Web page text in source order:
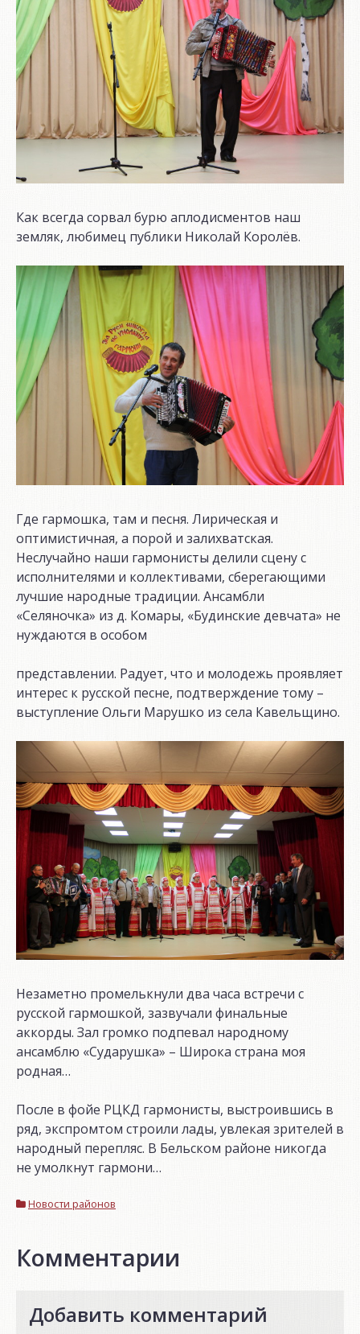
Как всегда сорвал бурю аплодисментов наш
земляк, любимец публики Николай Королёв.
Где гармошка, там и песня. Лирическая и
оптимистичная, а порой и залихватская.
Неслучайно наши гармонисты делили сцену с
исполнителями и коллективами, сберегающими
лучшие народные традиции. Ансамбли
«Селяночка» из д. Комары, «Будинские девчата» не
нуждаются в особом
представлении. Радует, что и молодежь проявляет
интерес к русской песне, подтверждение тому –
выступление Ольги Марушко из села Кавельщино.
Незаметно промелькнули два часа встречи с
русской гармошкой, зазвучали финальные
аккорды. Зал громко подпевал народному
ансамблю «Сударушка» – Широка страна моя
родная…
После в фойе РЦКД гармонисты, выстроившись в
ряд, экспромтом строили лады, увлекая зрителей в
народный перепляс. В Бельском районе никогда
не умолкнут гармони…
Новости районов
Комментарии
Добавить комментарий